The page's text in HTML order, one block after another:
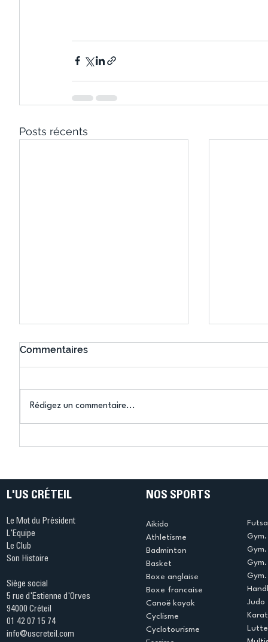
Posts récents
Ping ? Quand le tennis de
termine
Commentaires
Rédigez un commentaire...
L'US CRÉTEIL
Le Mot du Président
L'Equipe
Le Club
Son Histoire
Siège social
5 rue d'Estienne d'Orves
94000 Créteil
01 42 07 15 74
info@uscreteil.com
NOS SPORTS
Aikido
Athletisme
Badminton
Basket
Boxe anglaise
Boxe francaise
Canoë kayak
Cyclisme
Cyclotourisme
Judo
Lutte